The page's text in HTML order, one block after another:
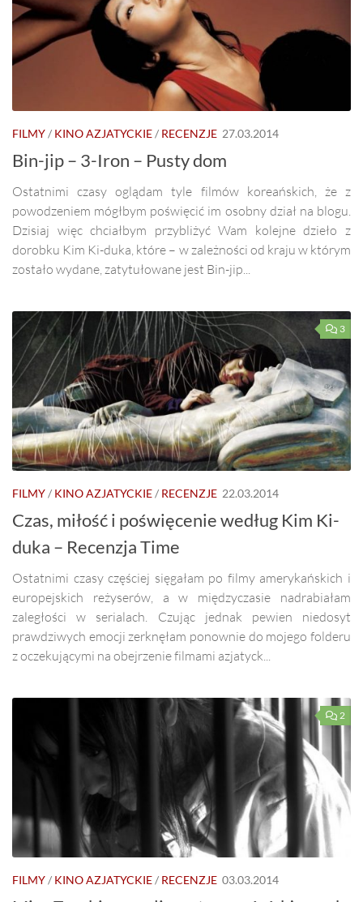
FILMY/ KINO AZJATYCKIE/ RECENZJE 27.03.2014
Bin-jip – 3-Iron – Pusty dom
Ostatnimi czasy oglądam tyle filmów koreańskich, że z
powodzeniem mógłbym poświęcić im osobny dział na blogu.
Dzisiaj więc chciałbym przybliżyć Wam kolejne dzieło z
dorobku Kim Ki-duka, które – w zależności od kraju w którym
zostało wydane, zatytułowane jest Bin-jip...
3
FILMY/ KINO AZJATYCKIE/ RECENZJE 22.03.2014
Czas, miłość i poświęcenie według Kim Ki-
duka – Recenzja Time
Ostatnimi czasy częściej sięgałam po filmy amerykańskich i
europejskich reżyserów, a w międzyczasie nadrabiałam
zaległości w serialach. Czując jednak pewien niedosyt
prawdziwych emocji zerknęłam ponownie do mojego folderu
z oczekującymi na obejrzenie filmami azjatyck...
2
FILMY/ KINO AZJATYCKIE/ RECENZJE 03.03.2014